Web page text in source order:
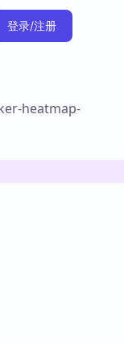
登录/注册
heatmap-